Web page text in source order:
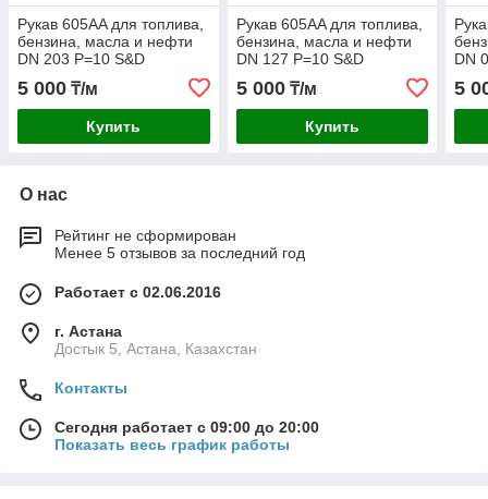
Рукав 605AA для топлива,
бензина, масла и нефти
DN 203 P=10 S&D
5 000 ₸/м
Купить
Рукав 605AA для топлива,
бензина, масла и нефти
DN 127 P=10 S&D
5 000₸/м
Купить
DN
5
О нас
Рейтинг не сформирован
Менее 5 отзывов за последний год
Работает с 02.06.2016
г. Астана
Достык 5, Астана, Казахстан
Контакты
Сегодня работает с 09:00 до 20:00
Показать весь график работы